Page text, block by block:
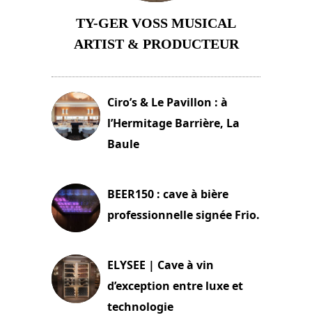
TY-GER VOSS MUSICAL
ARTIST & PRODUCTEUR
Ciro’s & Le Pavillon : à
l’Hermitage Barrière, La
Baule
BEER150 : cave à bière
professionnelle signée Frio.
ELYSEE | Cave à vin
d’exception entre luxe et
technologie